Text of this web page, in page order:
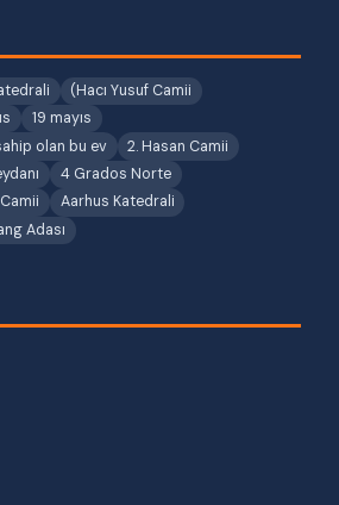
(Hacı Yusuf Camii
19 mayıs
olan bu ev
2. Hasan Camii
4 Grados Norte
Aarhus Katedrali
Adası